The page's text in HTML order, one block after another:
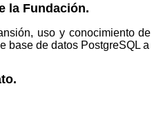
la Fundación.
uso y conocimiento
base de datos PostgreSQL